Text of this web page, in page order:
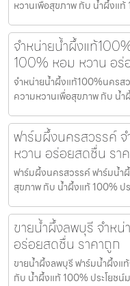
หวานเพื่อสุขภาพ กับ น้ำผึ้งแท้
จำหน่ายน้ำผึ้งแท้
100% หอม หวาน อ
จำหน่ายน้ำผึ้งแท้100%นครส
ความหวานเพื่อสุขภาพ กับ น้ำ
ฟาร์มผึ้งนครสวรรค์
หวาน อร่อยสดชื่น รา
ฟาร์มผึ้งนครสวรรค์ ฟาร์มน้ำ
สุขภาพ กับ น้ำผึ้งแท้ 100% ป
ขายน้ำผึ้งลพบุรี จำห
อร่อยสดชื่น ราคาถูก
ขายน้ำผึ้งลพบุรี ฟาร์มน้ำผึ้งแ
กับ น้ำผึ้งแท้ 100% ประโยชน์